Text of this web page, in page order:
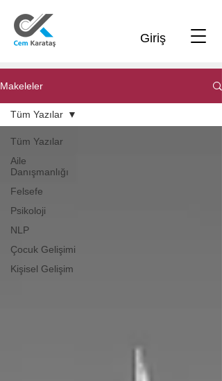
Giriş
Makeleler
Tüm Yazılar
Aile
Danışmanlığı
Felsefe
Psikoloji
NLP
Çocuk Gelişimi
Kişisel Gelişim
Tüm Yazılar